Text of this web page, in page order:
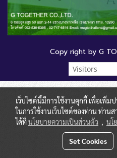
Copy right by G
Visitors
เว็บไซต์นี้มีการใช้งานคุกกี้ เพื่อเพิ่
ในการใช้งานเว็บไซต์ของท่าน ท่าน
ได้ที่นโยบายความเป็นส่วนตัว , นโ
Set Cookies